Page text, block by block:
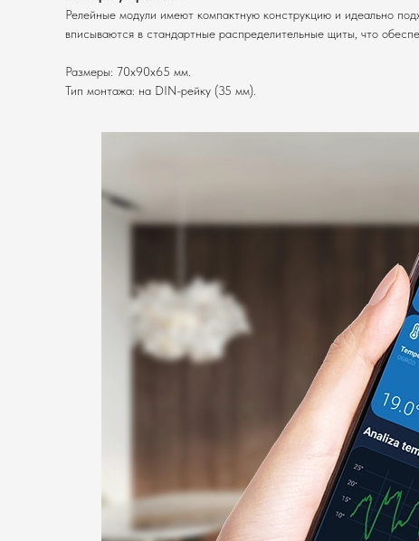
Релейные модули имеют компактную конструкцию и идеально
вписываются в стандартные распределительные щиты, что
Размеры: 70x90x65 мм.
Тип монтажа: на DIN-рейку (35 мм).